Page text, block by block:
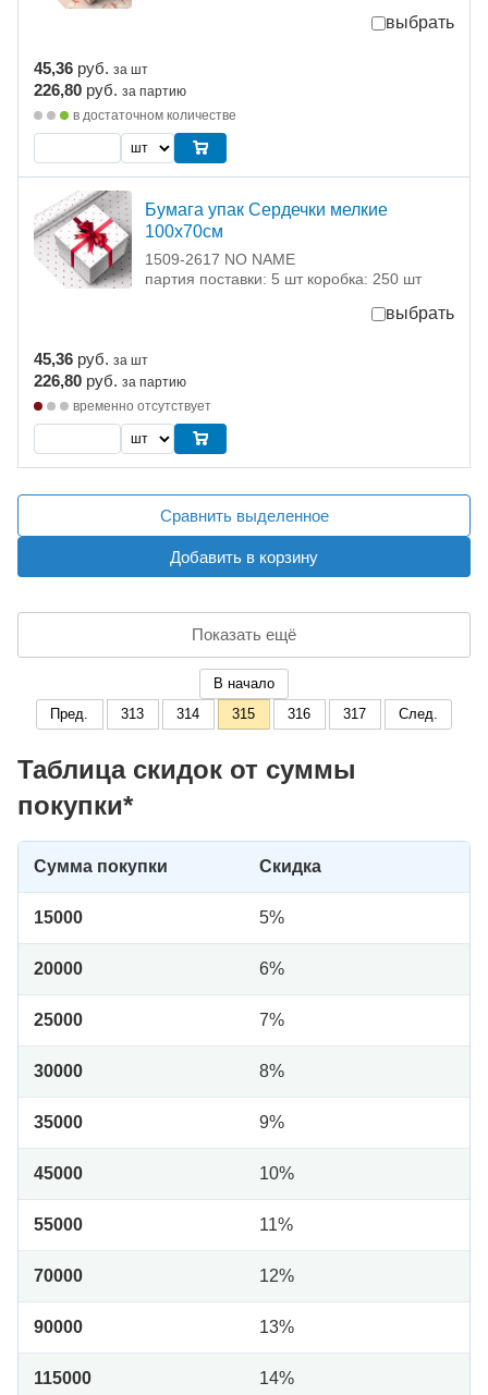
выбрать
45,36 руб. за шт
226,80 руб. за партию
в достаточном количестве
Бумага упак Сердечки мелкие
100х70см
1509-2617 NO NAME
партия поставки: 5 шт коробка: 250 шт
выбрать
45,36 руб. за шт
226,80 руб. за партию
временно отсутствует
Сравнить выделенное
Добавить в корзину
Показать ещё
В начало
Пред.
313 314 315 316 317 След.
Таблица скидок от суммы
покупки*
Сумма покупки Скидка
15000 5%
20000 6%
25000 7%
30000 8%
35000 9%
45000 10%
55000 11%
70000 12%
90000 13%
115000 14%